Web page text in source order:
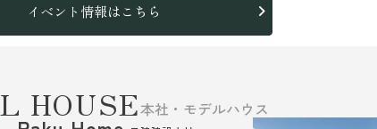
イベント情報はこちら
HOUSE本社・モデルハウス